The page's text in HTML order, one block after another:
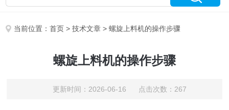
当前位置：首页 >技术文章 > 螺旋上料机的操作步骤
螺旋上料机的操作步骤
更新时间：2026-06-16 点击次数：267